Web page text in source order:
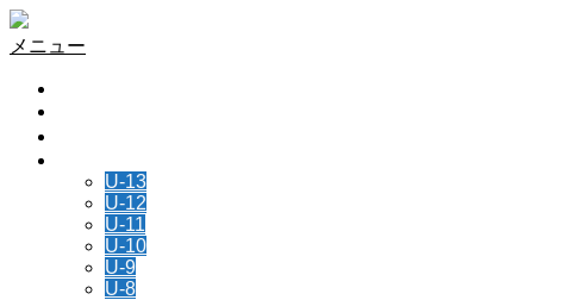
メニュー
U-13
U-12
U-11
U-10
U-9
U-8